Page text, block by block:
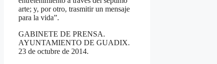
arte; y, por otro, trasmitir un mensaje
para la vida”.
GABINETE DE PRENSA.
AYUNTAMIENTO DE GUADIX.
23 de octubre de 2014.